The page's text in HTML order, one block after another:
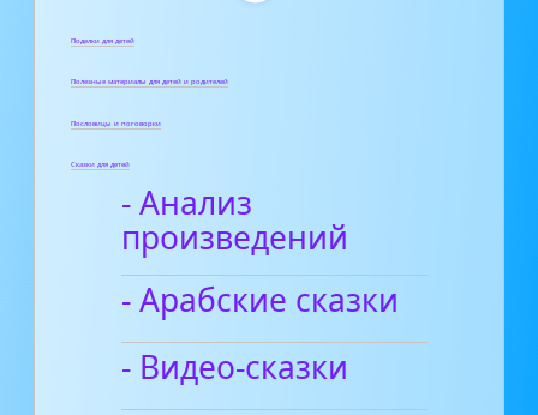
Поделки для детей
Полезные материалы для детей и родителей
Пословицы и поговорки
Сказки для детей
- Анализ
произведений
- Арабские сказки
- Видео-сказки